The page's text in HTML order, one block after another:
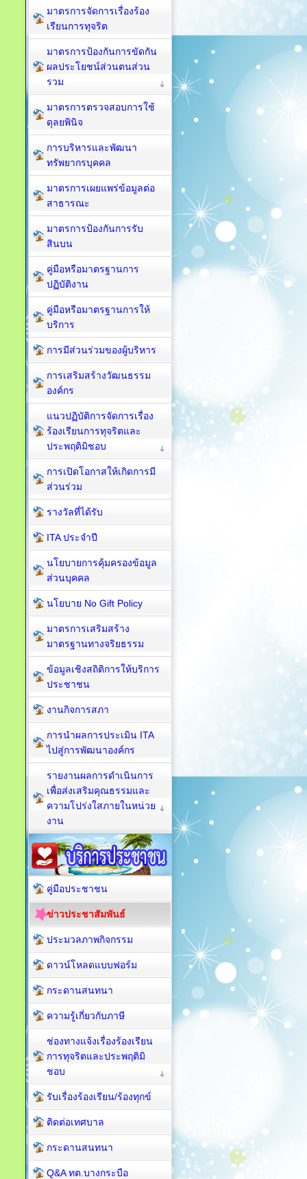
มาตรการจัดการเรื่องร้อง
เรียนการทุจริต
มาตรการป้องกันการขัดกัน
ผลประโยชน์ส่วนตนส่วน
รวม
มาตรการตรวจสอบการใช้
ดุลยพินิจ
การบริหารและพัฒนา
ทรัพยากรบุคคล
มาตรการเผยแพร่ข้อมูลต่อ
สาธารณะ
มาตรการป้องกันการรับ
สินบน
คู่มือหรือมาตรฐานการ
ปฏิบัติงาน
คู่มือหรือมาตรฐานการให้
บริการ
การมีส่วนร่วมของผู้บริหาร
การเสริมสร้างวัฒนธรรม
องค์กร
แนวปฏิบัติการจัดการเรื่อง
ร้องเรียนการทุจริตและ
ประพฤติมิชอบ
การเปิดโอกาสให้เกิดการมี
ส่วนร่วม
รางวัลที่ได้รับ
ITA ประจำปี
นโยบายการคุ้มครองข้อมูล
ส่วนบุคคล
นโยบาย No Gift Policy
มาตรการเสริมสร้าง
มาตรฐานทางจริยธรรม
ข้อมูลเชิงสถิติการให้บริการ
ประชาชน
งานกิจการสภา
การนำผลการประเมิน ITA
ไปสู่การพัฒนาองค์กร
รายงานผลการดำเนินการ
เพื่อส่งเสริมคุณธรรมและ
ความโปร่งใสภายในหน่วย
งาน
คู่มือประชาชน
ข่าวประชาสัมพันธ์
ประมวลภาพกิจกรรม
ดาวน์โหลดแบบฟอร์ม
กระดานสนทนา
ความรู้เกี่ยวกับภาษี
ช่องทางแจ้งเรื่องร้องเรียน
การทุจริตและประพฤติมิ
ชอบ
รับเรื่องร้องเรียน/ร้องทุกข์
ติดต่อเทศบาล
กระดานสนทนา
Q&A ทต.บางกระบือ